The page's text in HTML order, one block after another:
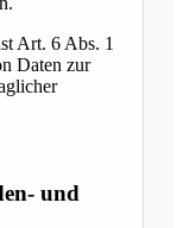
Art. 6 Abs. 1
Daten zur
und